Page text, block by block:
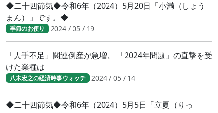
◆二十四節気◆令和6年（2024）5月20日「小満（しょう
まん）」です。◆
季節のお便り 2024 / 05 / 19
「人手不足」関連倒産が急増。 「2024年問題」の直撃を受
けた業種は
八木宏之の経済時事ウォッチ 2024 / 05 / 14
◆二十四節気◆令和6年（2024）5月5日「立夏（りっ